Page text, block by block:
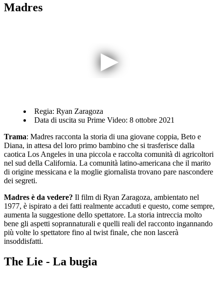
Madres
Regia: Ryan Zaragoza
Data di uscita su Prime Video: 8 ottobre 2021
Trama: Madres racconta la storia di una giovane coppia, Beto e
Diana, in attesa del loro primo bambino che si trasferisce dalla
caotica Los Angeles in una piccola e raccolta comunità di agricoltori
nel sud della California. La comunità latino-americana che il marito
di origine messicana e la moglie giornalista trovano pare nascondere
dei segreti.
Madres è da vedere? Il film di Ryan Zaragoza, ambientato nel
1977, è ispirato a dei fatti realmente accaduti e questo, come sempre,
aumenta la suggestione dello spettatore. La storia intreccia molto
bene gli aspetti soprannaturali e quelli reali del racconto ingannando
più volte lo spettatore fino al twist finale, che non lascerà
insoddisfatti.
The Lie - La bugia